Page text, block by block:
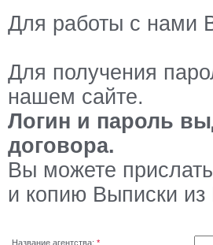
Для работы с нами
Для получения
нашем сайте.
Логин и пароль
договора.
Вы можете
и копию Выписки
Название агентства: *